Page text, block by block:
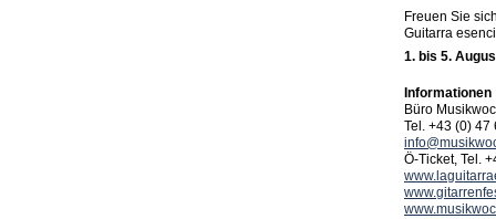
Freuen Sie
Guitarra
1. bis 5.
Informationen
Büro
Tel. +43 (0) 47
Ö-Ticket, Tel.